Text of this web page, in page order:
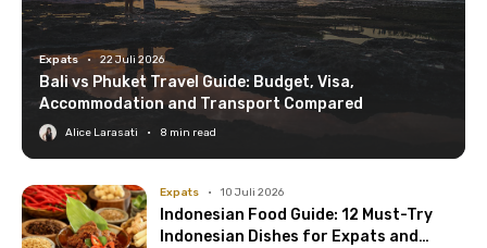
Expats • 22 Juli 2026
Bali vs Phuket Travel Guide: Budget, Visa,
Accommodation and Transport Compared
Alice Larasati • 8 min read
Expats • 10 Juli 2026
Indonesian Food Guide: 12 Must-Try
Indonesian Dishes for Expats and